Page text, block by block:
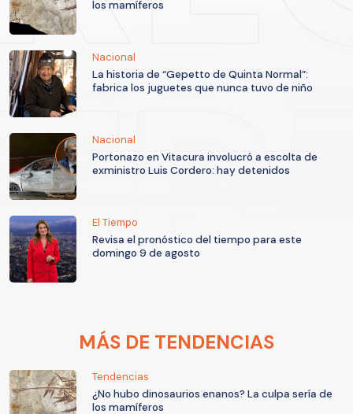
los mamíferos
Nacional
La historia de “Gepetto de Quinta Normal”:
fabrica los juguetes que nunca tuvo de niño
Nacional
Portonazo en Vitacura involucró a escolta de
exministro Luis Cordero: hay detenidos
El Tiempo
Revisa el pronóstico del tiempo para este
domingo 9 de agosto
MÁS DE TENDENCIAS
Tendencias
¿No hubo dinosaurios enanos? La culpa sería de
los mamíferos